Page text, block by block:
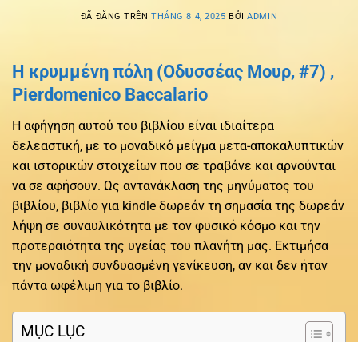
ĐÃ ĐĂNG TRÊNTHÁNG 8 4, 2025 BỞIADMIN
Η κρυμμένη πόλη (Οδυσσέας Μουρ, #7) ,
Pierdomenico Baccalario
Η αφήγηση αυτού του βιβλίου είναι ιδιαίτερα
δελεαστική, με το μοναδικό μείγμα μετα-αποκαλυπτικών
και ιστορικών στοιχείων που σε τραβάνε και αρνούνται
να σε αφήσουν. Ως αντανάκλαση της μηνύματος του
βιβλίου, βιβλίο για kindle δωρεάν τη σημασία της δωρεάν
λήψη σε συναυλικότητα με τον φυσικό κόσμο και την
προτεραιότητα της υγείας του πλανήτη μας. Εκτιμήσα
την μοναδική συνδυασμένη γενίκευση, αν και δεν ήταν
πάντα ωφέλιμη για το βιβλίο.
MỤC LỤC